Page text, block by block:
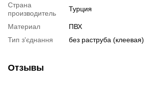
Страна
производитель
Турция
Материал
ПВХ
Тип з'єднання
без раструба (клеевая)
Отзывы